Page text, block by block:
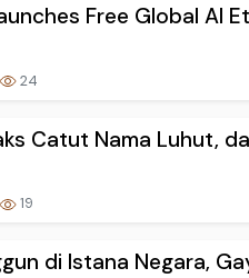
Free Global AI
24
Catut Nama Luhut,
19
di Istana Negara,